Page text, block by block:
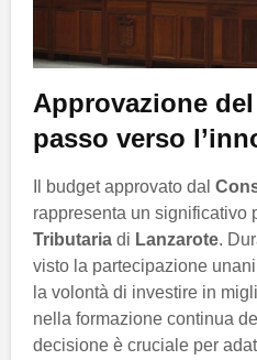
Approvazione
passo verso
Il budget approvato dal
rappresenta un significativo
Tributaria di Lanzarote.
visto la partecipazione
la volontà di investire in
nella formazione continua
decisione è cruciale per